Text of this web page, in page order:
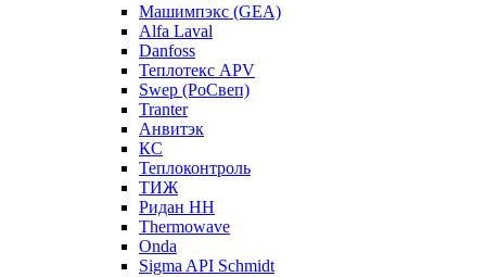
Машимпэкс (GEA)
Alfa Laval
Danfoss
Теплотекс APV
Swep (РоСвеп)
Tranter
Анвитэк
КС
Теплоконтроль
ТИЖ
Ридан НН
Thermowave
Onda
Sigma API Schmidt